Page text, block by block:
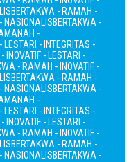
BERTAKWA - RAMAH -
NASIONALISBERTAKWA -
-
LESTARI - INTEGRITAS -
INOVATIF - LESTARI -
- RAMAH - INOVATIF -
BERTAKWA - RAMAH -
NASIONALISBERTAKWA -
-
LESTARI - INTEGRITAS -
INOVATIF - LESTARI -
- RAMAH - INOVATIF -
BERTAKWA - RAMAH -
NASIONALISBERTAKWA -